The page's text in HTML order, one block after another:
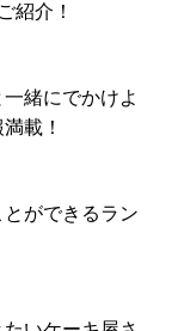
紹介！
緒にでかけよ
載！
ができるラン